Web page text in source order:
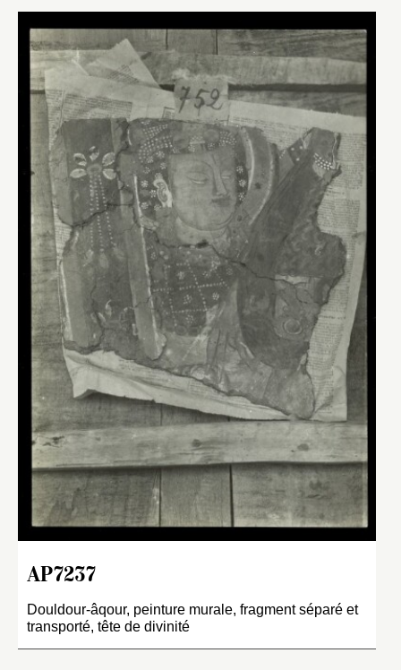
AP7237
Douldour-âqour, peinture murale, fragment séparé et
transporté, tête de divinité